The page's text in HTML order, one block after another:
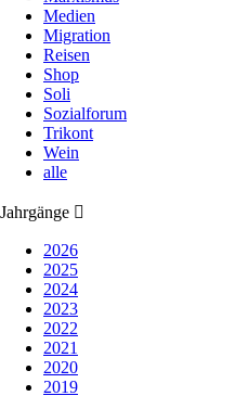
Medien
Migration
Reisen
Shop
Soli
Sozialforum
Trikont
Wein
alle
Jahrgänge
2026
2025
2024
2023
2022
2021
2020
2019